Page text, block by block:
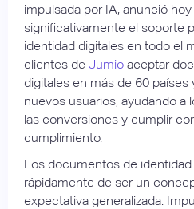
impulsada por IA, anunció
significativamente el soporte
identidad digitales en todo el
clientes de Jumio aceptar
digitales en más de 60
nuevos usuarios, ayudando a
las conversiones y cumplir
cumplimiento.
Los documentos de
rápidamente de ser un
expectativa generalizada.